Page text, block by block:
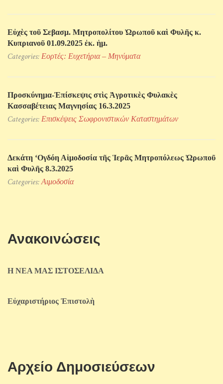
Εὐχὲς τοῦ Σεβασμ. Μητροπολίτου Ὠρωποῦ καὶ Φυλῆς κ.
Κυπριανοῦ 01.09.2025 ἐκ. ἡμ.
Categories: Εορτές: Ευχετήρια – Μηνύματα
Προσκύνηµα-Ἐπίσκεψις στὶς Ἀγροτικὲς Φυλακὲς
Κασσαβέτειας Μαγνησίας 16.3.2025
Categories: Επισκέψεις Σωφρονιστικών Kαταστημάτων
Δεκάτη ‘Ογδόη Αἱμοδοσία τῆς Ἱερᾶς Μητροπόλεως Ὠρωποῦ
καὶ Φυλῆς 8.3.2025
Categories:Αιμοδοσία
Ανακοινώσεις
Η ΝΕΑ ΜΑΣ ΙΣΤΟΣΕΛΙΔΑ
Εὐχαριστήριος Ἐπιστολὴ
Αρχείο Δημοσιεύσεων